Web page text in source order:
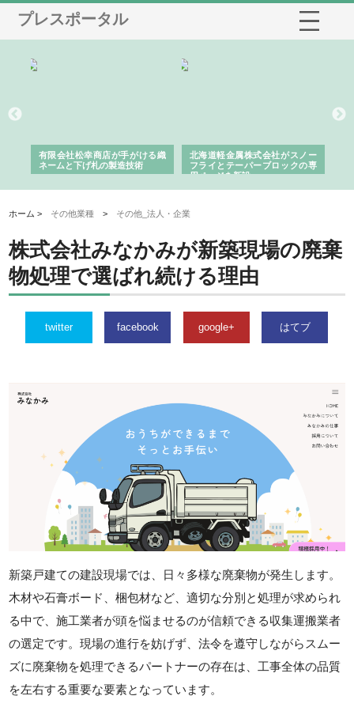
プレスポータル
有限会社松幸商店が手がける織
ネームと下げ札の製造技術
北海道軽金属株式会社がスノー
フライとテーパーブロックの専
用ページを新設
ホーム > その他業種 > その他_法人・企業
株式会社みなかみが新築現場の廃棄
物処理で選ばれ続ける理由
twitter facebook google+ はてブ
新築戸建ての建設現場では、日々多様な廃棄物が発生します。
木材や石膏ボード、梱包材など、適切な分別と処理が求められ
る中で、施工業者が頭を悩ませるのが信頼できる収集運搬業者
の選定です。現場の進行を妨げず、法令を遵守しながらスムー
ズに廃棄物を処理できるパートナーの存在は、工事全体の品質
を左右する重要な要素となっています。